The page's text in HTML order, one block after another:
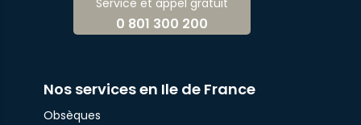
0 801 300 200
Nos services en Ile de France
Obsèques